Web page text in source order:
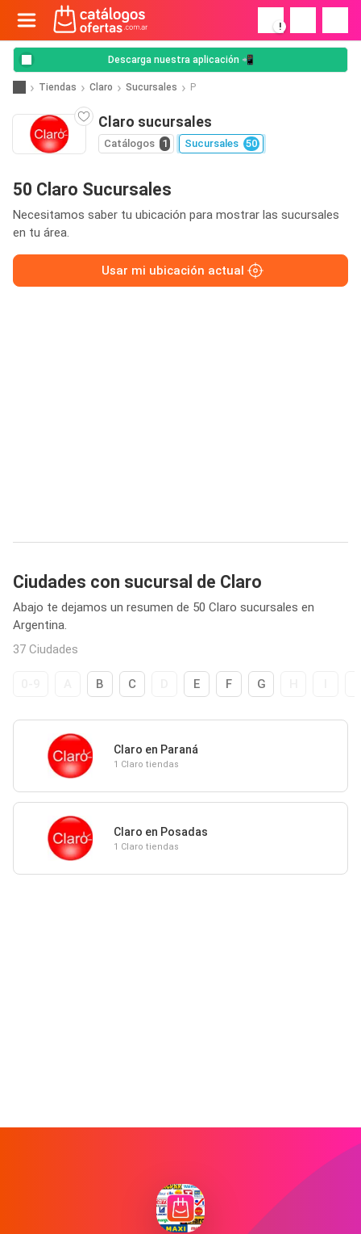
!
Descarga nuestra aplicación 📲
Tiendas Claro Sucursales P
Claro sucursales
Catálogos 1 Sucursales 50
50 Claro Sucursales
Necesitamos saber tu ubicación para mostrar las sucursales
en tu área.
Usar mi ubicación actual
Ciudades con sucursal de Claro
Abajo te dejamos un resumen de 50 Claro sucursales en
Argentina.
37 Ciudades
B C E F G
Claro en Paraná
1 Claro tiendas
Claro en Posadas
1 Claro tiendas